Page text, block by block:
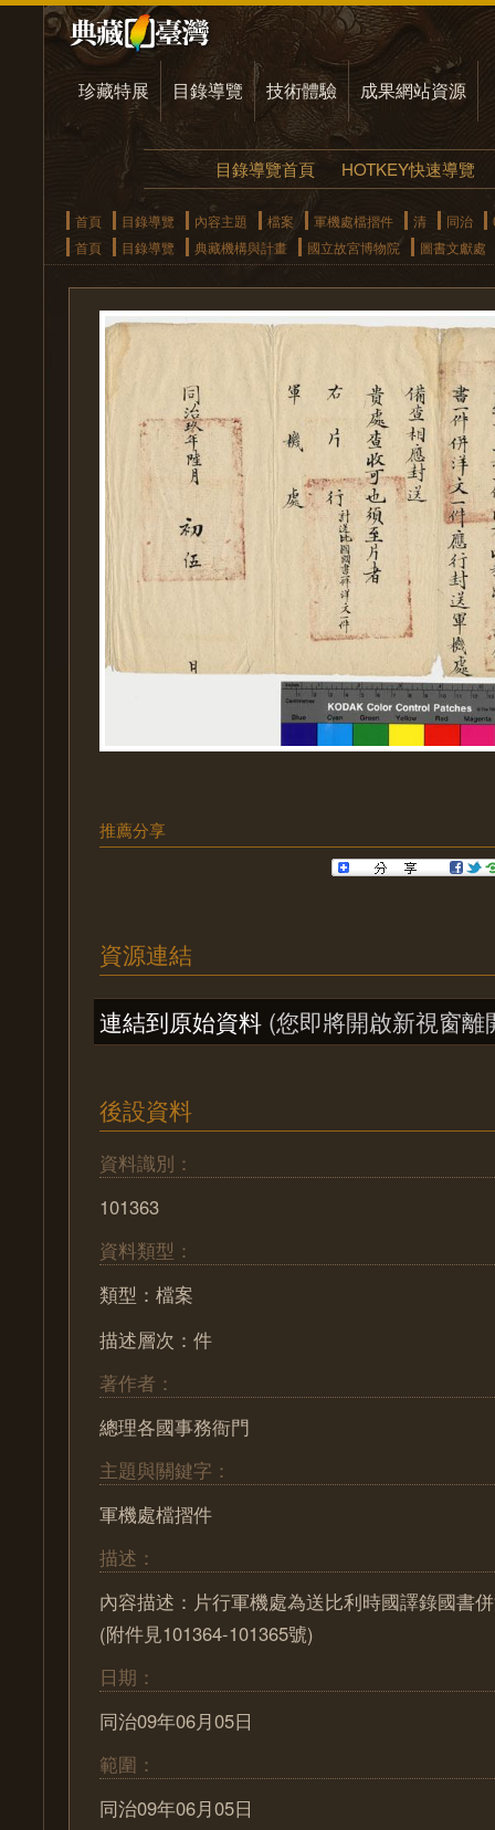
珍藏特展 目錄導覽 技術體驗 成果網站資源
目錄導覽首頁 HOTKEY快速導覽
首頁 目錄導覽 內容主題 檔案 軍機處檔摺件 清 同治
首頁
目錄導覽 典藏機構與計畫 國立故宮博物院 圖書文獻處
推薦分享
資源連結
連結到原始資料 (您即將開啟新視窗離
後設資料
資料識別：
101363
資料類型：
類型：檔案
描述層次：件
著作者：
總理各國事務衙門
主題與關鍵字：
軍機處檔摺件
描述：
內容描述：片行軍機處為送比利時國譯錄國書
(附件見101364-101365號)
日期：
同治09年06月05日
範圍：
同治09年06月05日